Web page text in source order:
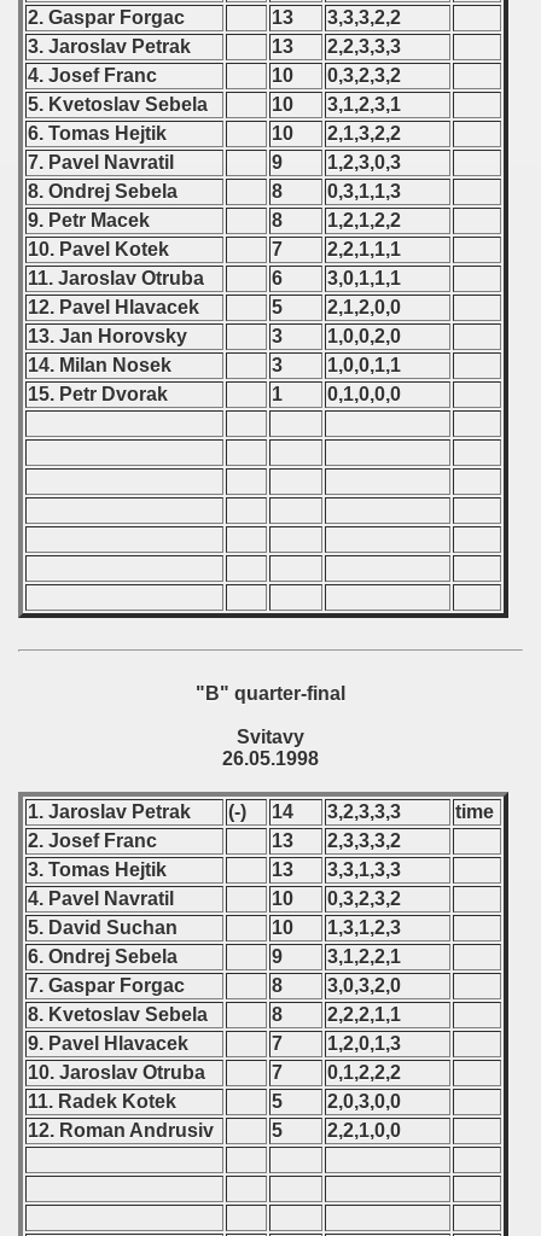
2. Gaspar Forgac
13
3,3,3,2,2
3. Jaroslav Petrak
13
2,2,3,3,3
4. Josef Franc
10
0,3,2,3,2
5. Kvetoslav Sebela
10
3,1,2,3,1
6. Tomas Hejtik
10
2,1,3,2,2
7. Pavel Navratil
9
1,2,3,0,3
8. Ondrej Sebela
8
0,3,1,1,3
9. Petr Macek
8
1,2,1,2,2
10. Pavel Kotek
7
2,2,1,1,1
11. Jaroslav Otruba
6
3,0,1,1,1
12. Pavel Hlavacek
5
2,1,2,0,0
13. Jan Horovsky
3
1,0,0,2,0
14. Milan Nosek
3
1,0,0,1,1
15. Petr Dvorak
1 0,1,0,0,0
"B" quarter-final
Svitavy
26.05.1998
1. Jaroslav Petrak (-) 14 3,2,3,3,3
time
2. Josef Franc
13
2,3,3,3,2
3. Tomas Hejtik
13
3,3,1,3,3
4. Pavel Navratil
10
0,3,2,3,2
5. David Suchan
10
1,3,1,2,3
6. Ondrej Sebela
9
3,1,2,2,1
7. Gaspar Forgac
8
3,0,3,2,0
8. Kvetoslav Sebela
8
2,2,2,1,1
9. Pavel Hlavacek
7
1,2,0,1,3
10. Jaroslav Otruba
7
0,1,2,2,2
11. Radek Kotek
5
2,0,3,0,0
12. Roman Andrusiv
5 2,2,1,0,0